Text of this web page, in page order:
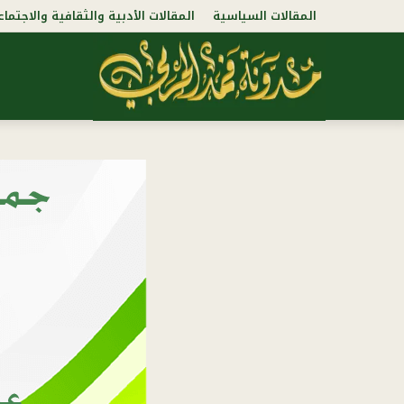
المقالات السياسية المقالات الأدبية والثقافية